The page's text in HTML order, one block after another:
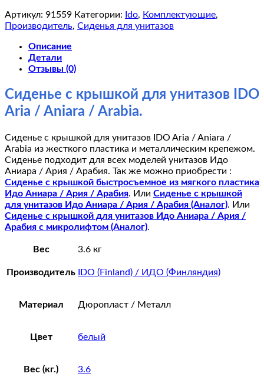
Артикул: 91559 Категории: Ido, Комплектующие,
Производитель, Сиденья для унитазов
Описание
Детали
Отзывы (0)
Сиденье с крышкой для унитазов IDO
Aria / Aniara / Arabia.
Сиденье с крышкой для унитазов IDO Aria / Aniara /
Arabia из жесткого пластика и металлическим крепежом.
Сиденье подходит для всех моделей унитазов Идо
Аниара / Ария / Арабия. Так же можно приобрести :
Сиденье с крышкой быстросъемное из мягкого пластика
Идо Аниара / Ария / Арабия. Или Сиденье с крышкой
для унитазов Идо Аниара / Ария / Арабия (Аналог). Или
Сиденье с крышкой для унитазов Идо Аниара / Ария /
Арабия с микролифтом (Аналог).
Вес 3.6 кг
Производитель IDO (Finland) / ИДО (Финляндия)
Материал Дюропласт / Металл
Цвет белый
Вес (кг.) 3.6